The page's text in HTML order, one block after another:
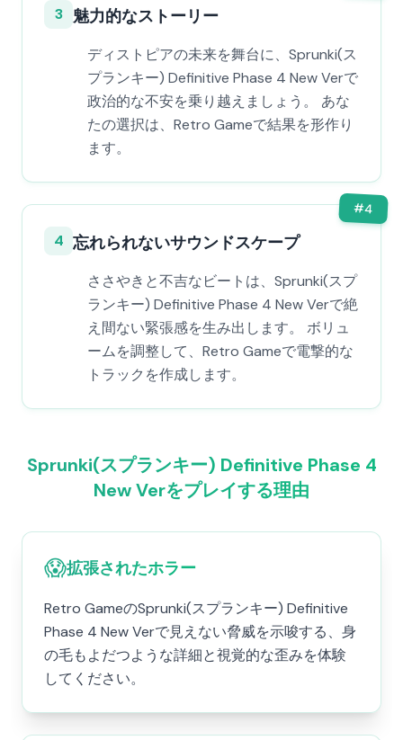
3 魅力的なストーリー
ディストピアの未来を舞台に、Sprunki(ス
プランキー) Definitive Phase 4 New Verで
政治的な不安を乗り越えましょう。 あな
たの選択は、Retro Gameで結果を形作り
ます。
#4
4 忘れられないサウンドスケープ
ささやきと不吉なビートは、Sprunki(スプ
ランキー) Definitive Phase 4 New Verで絶
え間ない緊張感を生み出します。 ボリュ
ームを調整して、Retro Gameで電撃的な
トラックを作成します。
Sprunki(スプランキー) Definitive Phase 4
New Verをプレイする理由
😱拡張されたホラー
Retro GameのSprunki(スプランキー) Definitive
Phase 4 New Verで見えない脅威を示唆する、身
の毛もよだつような詳細と視覚的な歪みを体験
してください。